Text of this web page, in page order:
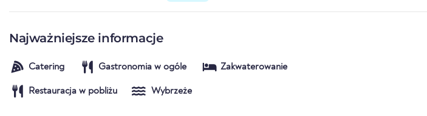
Najważniejsze informacje
Catering Gastronomia w ogóle Zakwaterowanie
Restauracja w pobliżu Wybrzeże